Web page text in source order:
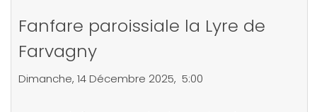
Fanfare paroissiale la Lyre de
Farvagny
Dimanche, 14 Décembre 2025, 5:00